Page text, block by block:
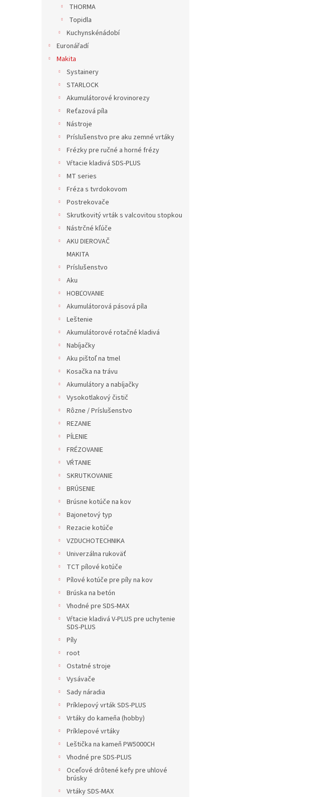
THORMA
Topidla
Kuchynskénádobí
Euronářadí
Makita
Systainery
STARLOCK
Akumulátorové krovinorezy
Reťazová píla
Nástroje
Príslušenstvo pre aku zemné vrtáky
Frézky pre ručné a horné frézy
Vŕtacie kladivá SDS-PLUS
MT series
Fréza s tvrdokovom
Postrekovače
Skrutkovitý vrták s valcovitou stopkou
Nástrčné kľúče
AKU DIEROVAČ
MAKITA
Príslušenstvo
Aku
HOBĽOVANIE
Akumulátorová pásová píla
Leštenie
Akumulátorové rotačné kladivá
Nabíjačky
Aku pištoľ na tmel
Kosačka na trávu
Akumulátory a nabíjačky
Vysokotlakový čistič
Rôzne / Príslušenstvo
REZANIE
PÍLENIE
FRÉZOVANIE
VŔTANIE
SKRUTKOVANIE
BRÚSENIE
Brúsne kotúče na kov
Bajonetový typ
Rezacie kotúče
VZDUCHOTECHNIKA
Univerzálna rukoväť
TCT pílové kotúče
Pílové kotúče pre píly na kov
Brúska na betón
Vhodné pre SDS-MAX
Vŕtacie kladivá V-PLUS pre uchytenie
SDS-PLUS
Píly
root
Ostatné stroje
Vysávače
Sady náradia
Príklepový vrták SDS-PLUS
Vrtáky do kameňa (hobby)
Príklepové vrtáky
Leštička na kameň PW5000CH
Vhodné pre SDS-PLUS
Oceľové drôtené kefy pre uhlové
brúsky
Vrtáky SDS-MAX